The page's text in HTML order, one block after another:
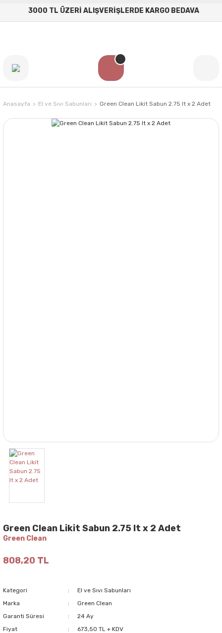
3000 TL ÜZERİ ALIŞVERİŞLERDE KARGO BEDAVA
Anasayfa El ve Sıvı Sabunları Green Clean Likit Sabun 2.75 lt x 2 Adet
Green Clean Likit Sabun 2.75 lt x 2 Adet
Green Clean
808,20 TL
Kategori
El ve Sıvı Sabunları
Marka
Green Clean
Garanti Süresi
24 Ay
Fiyat
673,50 TL + KDV